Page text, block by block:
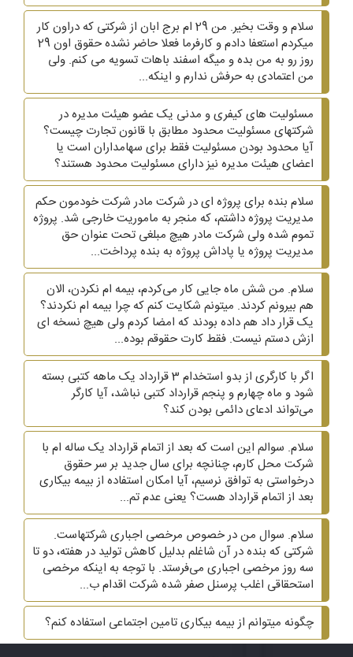
سلام و وقت بخیر. من 29 ام برج ابان از شرکتی که دراون کار
میکردم استعفا دادم و کارفرما فعلا حاضر نشده حقوق اون 29
روز رو به من بده و میگه اسفند باهات تسویه می کنم. ولی
من اعتمادی به حرفش ندارم و اینکه...
مسئولیت های کیفری و مدنی یک عضو هیئت مدیره در
شرکتهای مسئولیت محدود مطابق با قانون تجارت چیست؟
آیا محدود بودن مسئولیت فقط برای سهامداران است یا
اعضای هیئت مدیره نیز دارای مسئولیت محدود هستند؟
سلام بنده برای پروژه ای در شرکت مادر شرکت خودمون حکم
مدیریت پروژه داشتم، که منجر به ماموریت خارجی شد. پروژه
تموم شده ولی شرکت مادر هیچ مبلغی تحت عنوان حق
مدیریت پروژه یا پاداش پروژه به بنده پرداخت...
سلام. من شش ماه جایی کار می‌کردم، بیمه ام نکردن، الان
هم بیرونم کردند. میتونم شکایت کنم که چرا بیمه ام نکردند؟
یک قرار داد هم داده بودند که امضا کردم ولی هیچ نسخه ای
ازش دستم نیست. فقط کارت حقوقم بوده...
اگر با کارگری از بدو استخدام 3 قرارداد یک ماهه کتبی بسته
شود و ماه چهارم و پنجم قرارداد کتبی نباشد، آیا کارگر
می‌تواند ادعای دائمی بودن کند؟
سلام. سوالم این است که بعد از اتمام قرارداد یک ساله ام با
شرکت محل کارم، چنانچه برای سال جدید بر سر حقوق
درخواستی به توافق نرسیم، آیا امکان استفاده از بیمه بیکاری
بعد از اتمام قرارداد هست؟ یعنی عدم تم...
سلام. سوال من در خصوص مرخصی اجباری شرکتهاست.
شرکتی که بنده در آن شاغلم بدلیل کاهش تولید در هفته، دو تا
سه روز مرخصی اجباری می‌فرستد. با توجه به اینکه مرخصی
استحقاقی اغلب پرسنل صفر شده شرکت اقدام ب...
چگونه میتوانم از بیمه بیکاری تامین اجتماعی استفاده کنم؟